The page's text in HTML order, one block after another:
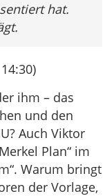
hat.
ihm – das
und den
Auch Viktor
Plan“ im
Warum bringt
der Vorlage,